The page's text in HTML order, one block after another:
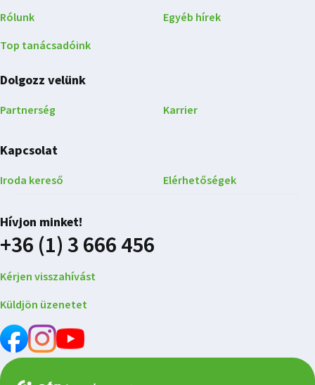
Rólunk
Top tanácsadóink
Egyéb hírek
Dolgozz velünk
Partnerség Karrier
Kapcsolat
Iroda kereső Elérhetőségek
Hívjon minket!
+36 (1) 3 666 456
Kérjen visszahívást
Küldjön üzenetet